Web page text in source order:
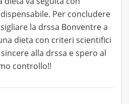
Per concludere
la drssa Bonventre a
dieta con criteri scientifici
alla drssa e spero al
controllo!!